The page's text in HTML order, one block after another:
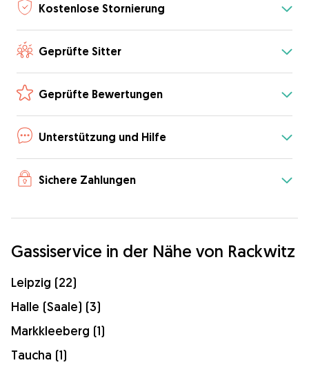
Kostenlose Stornierung
Geprüfte Sitter
Geprüfte Bewertungen
Unterstützung und Hilfe
Sichere Zahlungen
Gassiservice in der Nähe von Rackwitz
Leipzig (22)
Halle (Saale) (3)
Markkleeberg (1)
Taucha (1)